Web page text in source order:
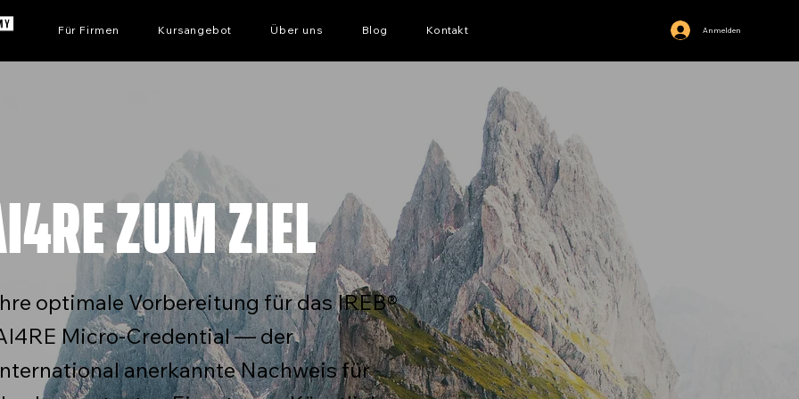
Anmelden
Für Firmen Kursangebot Über uns Blog Kontakt
ZUM ZIEL
optimale Vorbereitung für das IREB®
Micro-Credential — der
anerkannte Nachweis für